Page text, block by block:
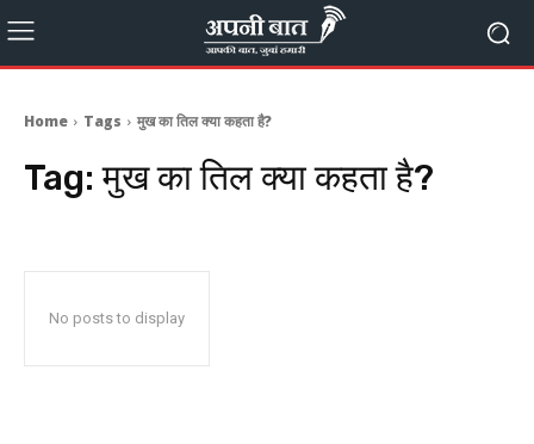
Home Tags मुख का तिल क्या कहता है?
Tag:मुख का तिल क्या कहता है?
No posts to display